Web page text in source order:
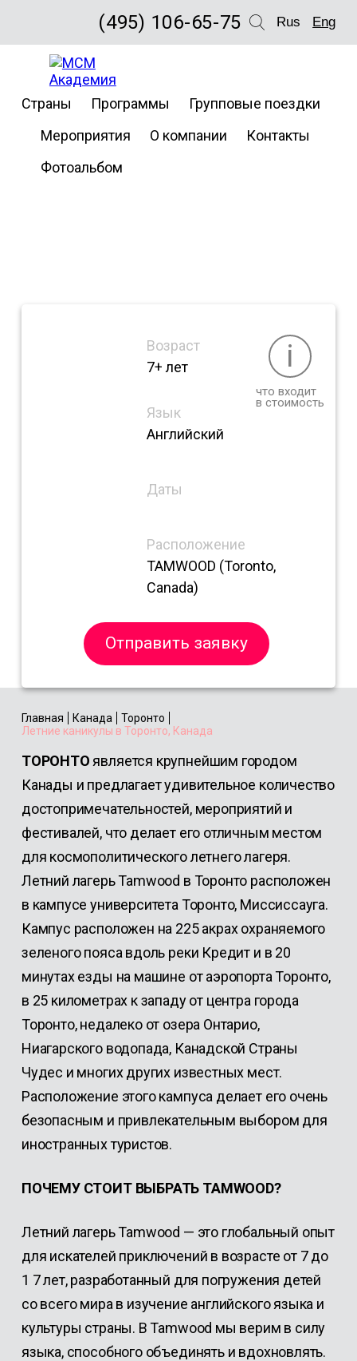
(495) 106-65-75 Rus Eng
Страны Программы
Групповые поездки
Мероприятия
О компании
Контакты
Фотоальбом
Летние
каникулы
в
Возраст
7+ лет
i
что входит
в стоимость
Язык
Английский
Даты
Расположение
TAMWOOD (Toronto,
Canada)
Отправить заявку
Главная Канада
Торонто
Летние каникулы в Торонто, Канада
ТОРОНТО является крупнейшим городом
Канады и предлагает удивительное количество
достопримечательностей, мероприятий и
фестивалей, что делает его отличным местом
для космополитического летнего лагеря.
Летний лагерь Tamwood в Торонто расположен
в кампусе университета Торонто, Миссиссауга.
Кампус расположен на 225 акрах охраняемого
зеленого пояса вдоль реки Кредит и в 20
минутах езды на машине от аэропорта Торонто,
в 25 километрах к западу от центра города
Торонто, недалеко от озера Онтарио,
Ниагарского водопада, Канадской Страны
Чудес и многих других известных мест.
Расположение этого кампуса делает его очень
безопасным и привлекательным выбором для
иностранных туристов.
ПОЧЕМУ СТОИТ ВЫБРАТЬ TAMWOOD?
Летний лагерь Tamwood — это глобальный опыт
для искателей приключений в возрасте от 7 до
1 7 лет, разработанный для погружения детей
со всего мира в изучение английского языка и
культуры страны. В Tamwood мы верим в силу
языка, способного объединять и вдохновлять.